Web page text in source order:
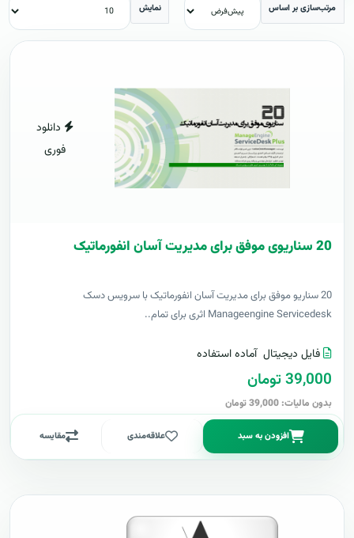
مرتب‌سازی بر اساس نمایش
دانلود
فوری
20 سناریوی موفق برای مدیریت آسان انفورماتیک
20 سناریو موفق برای مدیریت آسان انفورماتیک با سرویس دسک
Manageengine Servicedesk اثری برای تمام..
فایل دیجیتال آماده استفاده
39,000 تومان
بدون مالیات: 39,000 تومان
افزودن به سبد علاقه‌مندی مقایسه